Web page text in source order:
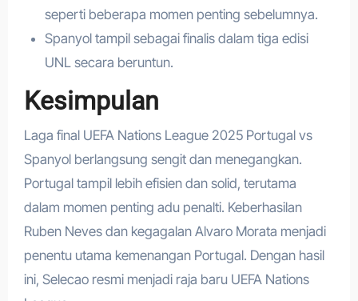
seperti beberapa momen penting sebelumnya.
Spanyol tampil sebagai finalis dalam tiga edisi
UNL secara beruntun.
Kesimpulan
Laga final UEFA Nations League 2025 Portugal vs
Spanyol berlangsung sengit dan menegangkan.
Portugal tampil lebih efisien dan solid, terutama
dalam momen penting adu penalti. Keberhasilan
Ruben Neves dan kegagalan Alvaro Morata menjadi
penentu utama kemenangan Portugal. Dengan hasil
ini, Selecao resmi menjadi raja baru UEFA Nations